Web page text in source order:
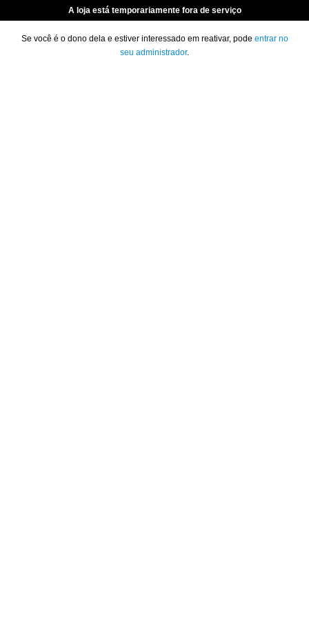
A loja está temporariamente fora de serviço
Se você é o dono dela e estiver interessado em reativar, pode entrar no
seu administrador.